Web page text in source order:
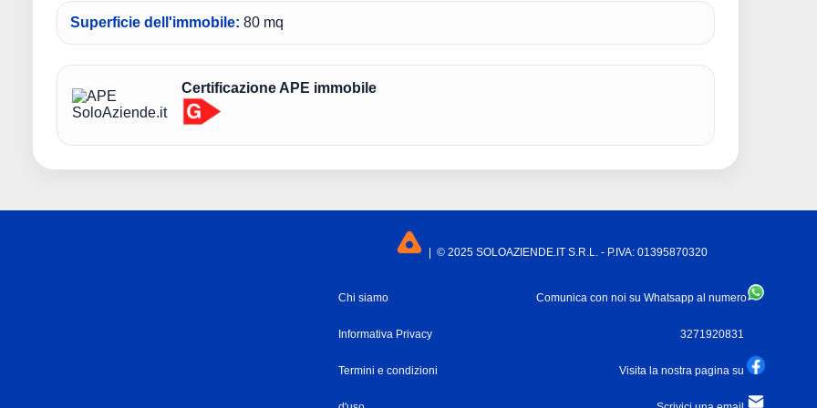
Superficie dell'immobile: 80 mq
Certificazione APE immobile
| © 2025 SOLOAZIENDE.IT S.R.L. - P.IVA: 01395870320
Chi siamo
Informativa Privacy
Termini e condizioni
Comunica con noi su Whatsapp al numero
3271920831
Visita la nostra pagina su